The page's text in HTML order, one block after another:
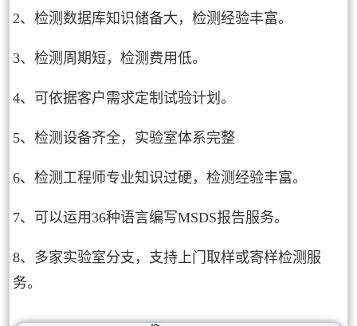
2、检测数据库知识储备大，检测经验丰富。
3、检测周期短，检测费用低。
4、可依据客户需求定制试验计划。
5、检测设备齐全，实验室体系完整
6、检测工程师专业知识过硬，检测经验丰富。
7、可以运用36种语言编写MSDS报告服务。
8、多家实验室分支，支持上门取样或寄样检测服
务。